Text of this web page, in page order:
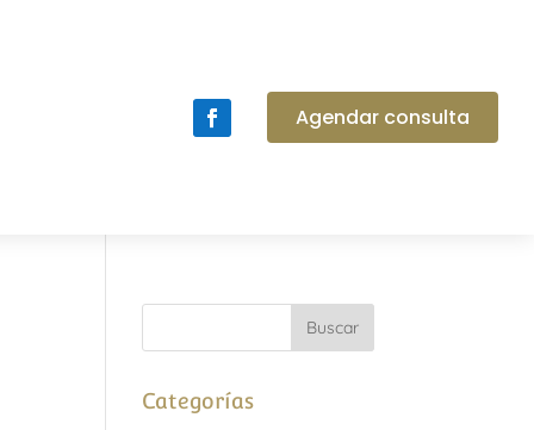
Agendar consulta
Categorías